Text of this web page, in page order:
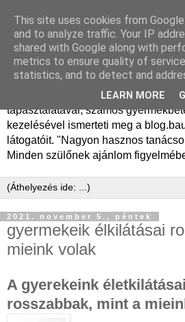
Dr. Bauer Béla
Dr. Bauer Béla Ph.D.
tapasztalatával, számos
kezelésével ismerteti meg a
látogatóit. "Nagyon hasznos
Minden szülőnek ajánlom
2021. november 5., péntek
gyermekeik élkilátásai
mieink volak
A gyerekeink
rosszabbak, mint a
This site uses cookies from
and to analyze traffic. Your IP
shared with Google along with
metrics to ensure quality of
statistics, and to detect and
LEARN MORE